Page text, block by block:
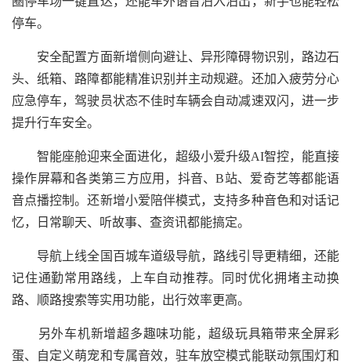
停车。
安全配置方面新增侧向避让、异形障碍物识别，路边石
头、纸箱、路障都能精准识别并主动规避。还加入疲劳分心
应急停车，驾驶员状态不佳时车辆会自动减速双闪，进一步
提升行车安全。
智能座舱迎来全面进化，超级小爱升级AI智控，能直接
操作屏幕和各类第三方应用，抖音、B站、爱奇艺等都能语
音点播控制。还新增小爱陪伴模式，支持多种音色和对话记
忆，日常聊天、听故事、查资讯都能搞定。
导航上线全国百城车道级导航，路线引导更精细，还能
记住通勤常用路线，上车自动推荐。同时优化拥堵主动换
路、顺路搜索等实用功能，出行效率更高。
另外车机新增超多趣味功能，超级玩具箱带来全屏彩
蛋、自定义萌宠和专属音效，驻车放空模式能联动氛围灯和